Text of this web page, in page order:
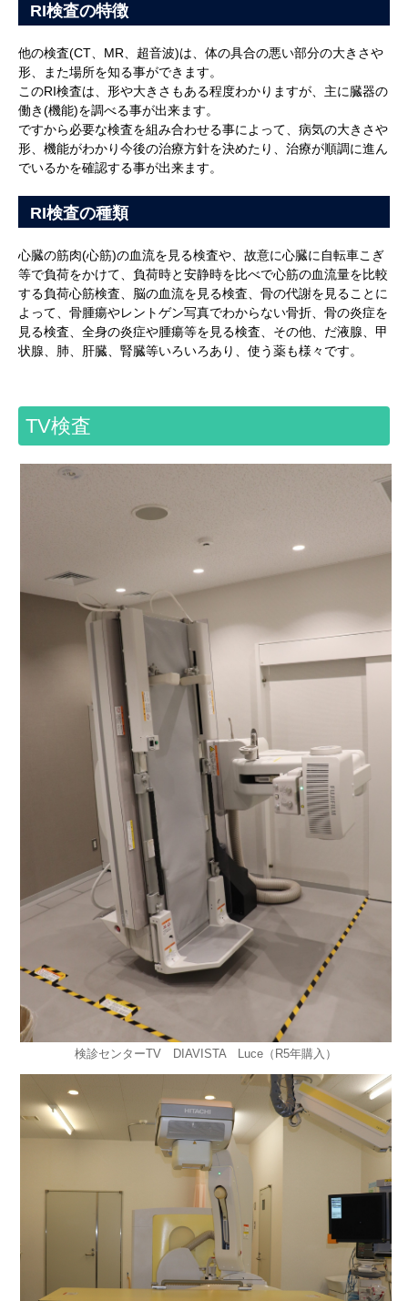
RI検査の特徴
他の検査(CT、MR、超音波)は、体の具合の悪い部分の大きさや
形、また場所を知る事ができます。
このRI検査は、形や大きさもある程度わかりますが、主に臓器の
働き(機能)を調べる事が出来ます。
ですから必要な検査を組み合わせる事によって、病気の大きさや
形、機能がわかり今後の治療方針を決めたり、治療が順調に進ん
でいるかを確認する事が出来ます。
RI検査の種類
心臓の筋肉(心筋)の血流を見る検査や、故意に心臓に自転車こぎ
等で負荷をかけて、負荷時と安静時を比べで心筋の血流量を比較
する負荷心筋検査、脳の血流を見る検査、骨の代謝を見ることに
よって、骨腫瘍やレントゲン写真でわからない骨折、骨の炎症を
見る検査、全身の炎症や腫瘍等を見る検査、その他、だ液腺、甲
状腺、肺、肝臓、腎臓等いろいろあり、使う薬も様々です。
TV検査
検診センターTV DIAVISTA Luce（R5年購入）